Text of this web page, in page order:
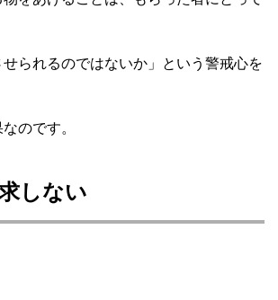
せられるのではないか」という警戒心を
のです。
しない